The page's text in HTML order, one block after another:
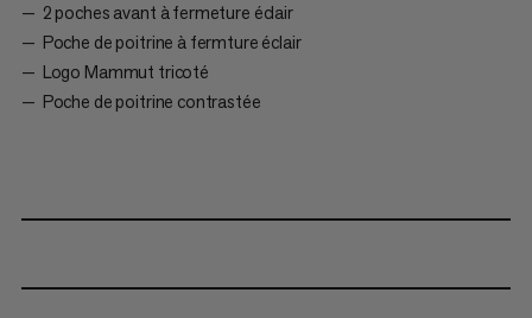
2 poches avant à fermeture éclair
Poche de poitrine à fermture éclair
Logo Mammut tricoté
Poche de poitrine contrastée